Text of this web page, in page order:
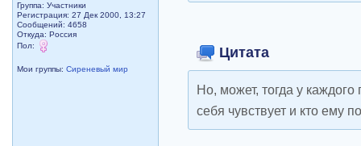
Группа: Участники
Регистрация: 27 Дек 2000, 13:27
Сообщений: 4658
Откуда: Россия
Пол:
Мои группы:Сиреневый мир
Цитата
Но, может, тогда у каждого
себя чувствует и кто ему